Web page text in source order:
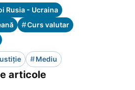
Rusia - Ucraina
#Curs valutar
#Mediu
articole